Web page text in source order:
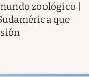
zoológico |
que